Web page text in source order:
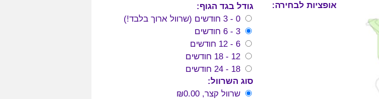
אופציות לבחירה:
גודל בגד הגוף:
0 - 3 חודשים (שרוול ארוך בלבד!)
3 - 6 חודשים
6 - 12 חודשים
12 - 18 חודשים
18 - 24 חודשים
סוג השרוול:
שרוול קצר, ₪0.00